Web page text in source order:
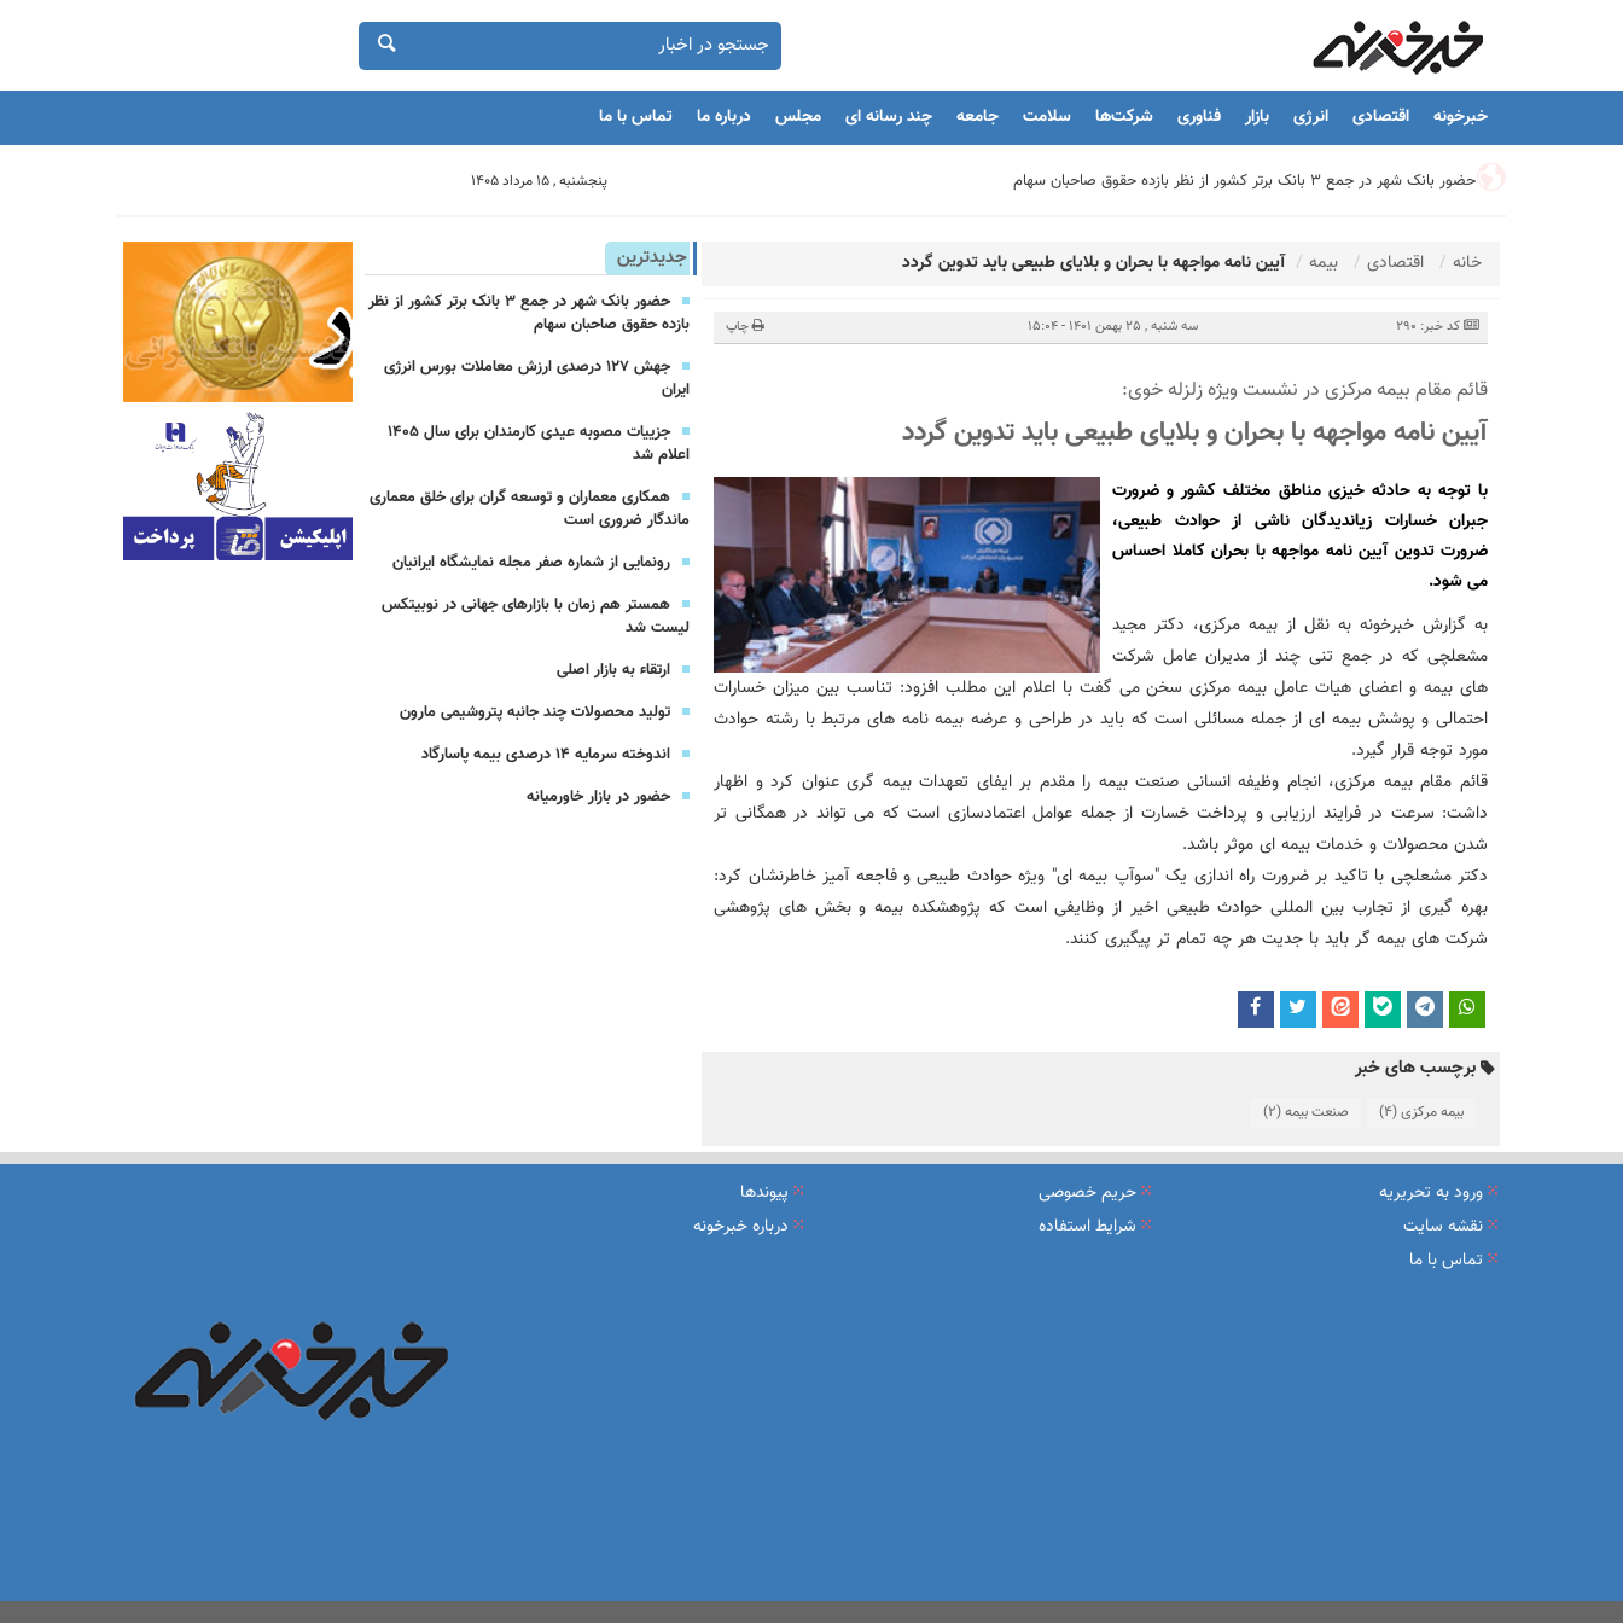
خبرخونه اقتصادی انرژی بازار فناوری شرکت‌ها سلامت جامعه چند رسانه ای مجلس درباره ما تماس با ما
حضور بانک شهر در جمع ۳ بانک برتر کشور از نظر بازده حقوق صاحبان سهام
تیما، محصول جدید بانك ملت؛ ابزاری برای كمك به مدیریت مالی بنگاه های اقتصادی
توسعه درمانگاه فوق تخصصی بیمارستان بهارلو با حمایت بانک سامان
هشدار نایب رئیس اتحادیه املاک: فروش متری مسکن می‌تواند سرمایه‌گذاران را با بحران مواجه کند
نشست تشریح برنامه های عملیاتی شعب در سال جاری با حضور مدیرعامل و مدیران ارشد بانک
عقد تفاهم نامه عرضه محصول «مستمری مادام العمر ارس» بین شرکت بیمه باران و گروه صنعتی انتخاب
وزیر اقتصاد در جمع خبرنگاران در اسلامشهر: در اجرای قانون تسهیل مجوزهای كسب‌و‌كار بی‌اغماض عمل می‌كنیم
آغاز فرایند اجرایی طرح مولدسازی بعد از نوروز
طرح آتیه ملی ؛ محصول جدید و منحصربفرد بانک ملی ایران
پنجشنبه , 15 مرداد 1405
خانه اقتصادی بیمه آیین نامه مواجهه با بحران و بلایای طبیعی باید تدوین گردد
کد خبر: 290 سه شنبه , 25 بهمن 1401 - 15:04 چاپ
قائم مقام بیمه مرکزی در نشست ویژه زلزله خوی:
آیین نامه مواجهه با بحران و بلایای طبیعی باید تدوین گردد
با توجه به حادثه خیزی مناطق مختلف کشور و ضرورت
جبران خسارات زیاندیدگان ناشی از حوادث طبیعی،
ضرورت تدوین آیین نامه مواجهه با بحران کاملا احساس
می شود.
به گزارش خبرخونه به نقل از بیمه مرکزی، دکتر مجید
مشعلچی که در جمع تنی چند از مدیران عامل شرکت
های بیمه و اعضای هیات عامل بیمه مرکزی سخن می گفت با اعلام این مطلب افزود: تناسب بین میزان خسارات
احتمالی و پوشش بیمه ای از جمله مسائلی است که باید در طراحی و عرضه بیمه نامه های مرتبط با رشته حوادث
مورد توجه قرار گیرد.
قائم مقام بیمه مرکزی، انجام وظیفه انسانی صنعت بیمه را مقدم بر ایفای تعهدات بیمه گری عنوان کرد و اظهار
داشت: سرعت در فرایند ارزیابی و پرداخت خسارت از جمله عوامل اعتمادسازی است که می تواند در همگانی تر
شدن محصولات و خدمات بیمه ای موثر باشد.
دکتر مشعلچی با تاکید بر ضرورت راه اندازی یک "سوآپ بیمه ای" ویژه حوادث طبیعی و فاجعه آمیز خاطرنشان کرد:
بهره گیری از تجارب بین المللی حوادث طبیعی اخیر از وظایفی است که پژوهشکده بیمه و بخش های پژوهشی
شرکت های بیمه گر باید با جدیت هر چه تمام تر پیگیری کنند.
برچسب های خبر
بیمه مرکزی(4) صنعت بیمه(2)
جدیدترین
حضور بانک شهر در جمع ۳ بانک برتر کشور از نظر
بازده حقوق صاحبان سهام
جهش ۱۲۷ درصدی ارزش معاملات بورس انرژی
ایران
جزییات مصوبه عیدی کارمندان برای سال 1405
اعلام شد
همکاری معماران و توسعه گران برای خلق معماری
ماندگار ضروری است
رونمایی از شماره صفر مجله نمایشگاه ایرانیان
همستر هم زمان با بازارهای جهانی در نوبیتکس
لیست شد
ارتقاء به بازار اصلی
تولید محصولات چند جانبه پتروشیمی مارون
اندوخته سرمایه 14 درصدی بیمه پاسارگاد
حضور در بازار خاورمیانه
ورود به تحریریه
نقشه سایت
تماس با ما
حریم خصوصی
شرایط استفاده
پیوندها
درباره خبرخونه